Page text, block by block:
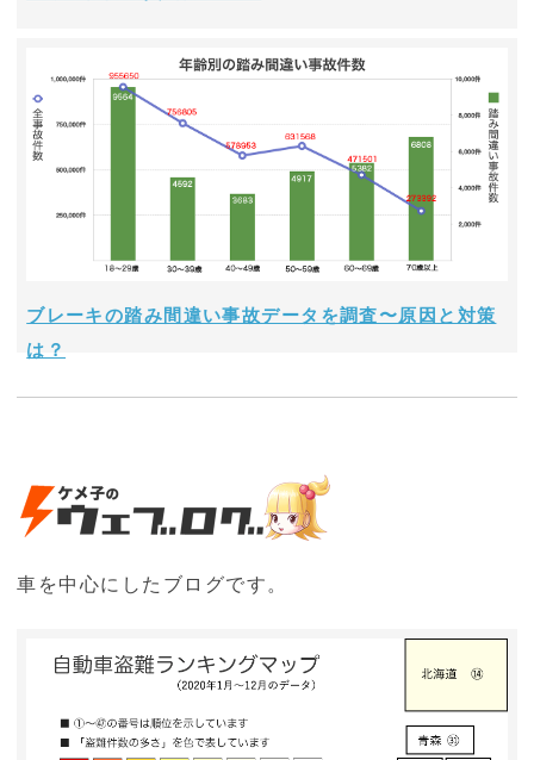
ブレーキの踏み間違い事故データを調査〜原因と対策
は？
車を中心にしたブログです。